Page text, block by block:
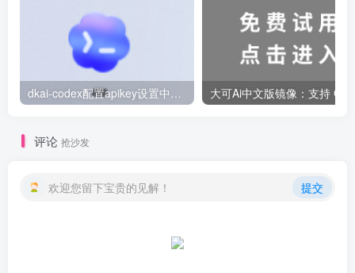
dkai-codex配置apikey设置中转站教程
评论 抢沙发
欢迎您留下宝贵的见解！ 提交